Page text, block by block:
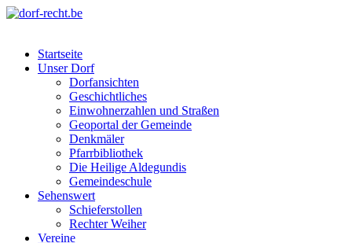
Skip
Startseite
Unser Dorf
Dorfansichten
Geschichtliches
Einwohnerzahlen und Straßen
Geoportal der Gemeinde
Denkmäler
Pfarrbibliothek
Die Heilige Aldegundis
Gemeindeschule
Sehenswert
Schieferstollen
Rechter Weiher
Vereine